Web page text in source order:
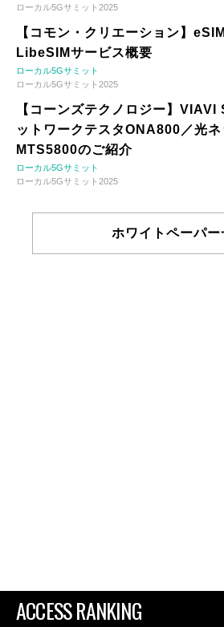
ローカル5Gサミット2025
【コモン・クリエーション】
LibeSIMサービス概要
ローカル5Gサミット
ローカル5Gサミット2025
【コーンズテクノロジー】
ットワークテスタONA800／光
MTS5800のご紹介
ローカル5Gサミット
ローカル5Gサミット2025
ホワイトペーパー
ACCESS RANKING